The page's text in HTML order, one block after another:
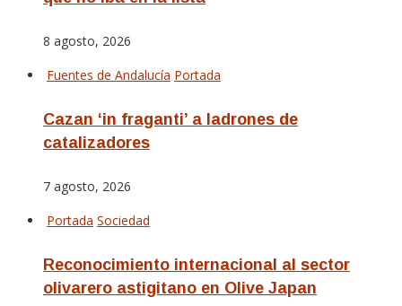
8 agosto, 2026
Fuentes de Andalucía Portada
Cazan ‘in fraganti’ a ladrones de
catalizadores
7 agosto, 2026
Portada Sociedad
Reconocimiento internacional al sector
olivarero astigitano en Olive Japan